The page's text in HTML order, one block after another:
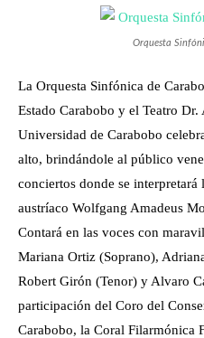
Orquesta
La Orquesta Sinfónica de
Estado Carabobo y el Teatro
Universidad de Carabobo
alto, brindándole al público
conciertos donde se interpretará
austríaco Wolfgang Amadeus
Contará en las voces con
Mariana Ortiz (Soprano),
Robert Girón (Tenor) y Alvaro
participación del Coro del
Carabobo, la Coral Filarmónica